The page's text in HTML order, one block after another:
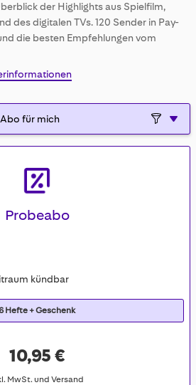
der Highlights aus Spielfilm,
des digitalen TVs. 120 Sender in Pay-
die besten Empfehlungen vom
Probeabo
kündbar
Hefte + Geschenk
10,95 €
MwSt. und Versand